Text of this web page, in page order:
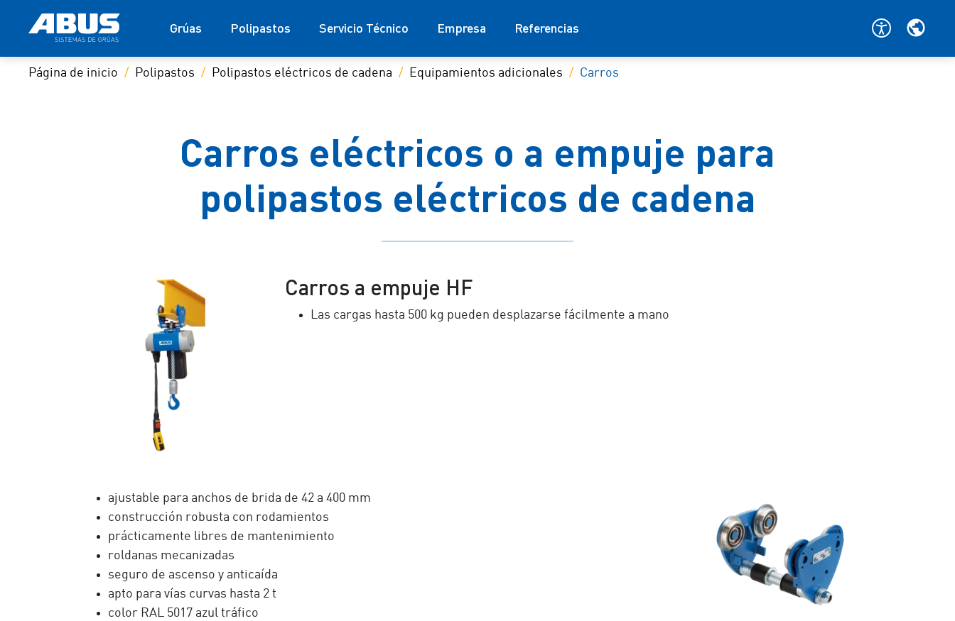
Grúas Polipastos Servicio Técnico Empresa Referencias
Página de inicio Polipastos Polipastos eléctricos de cadena Equipamientos adicionales Carros
Carros eléctricos o a empuje para
polipastos eléctricos de cadena
Carros a empuje HF
Las cargas hasta 500 kg pueden desplazarse fácilmente a mano
ajustable para anchos de brida de 42 a 400 mm
construcción robusta con rodamientos
prácticamente libres de mantenimiento
roldanas mecanizadas
seguro de ascenso y anticaída
apto para vías curvas hasta 2 t
color RAL 5017 azul tráfico